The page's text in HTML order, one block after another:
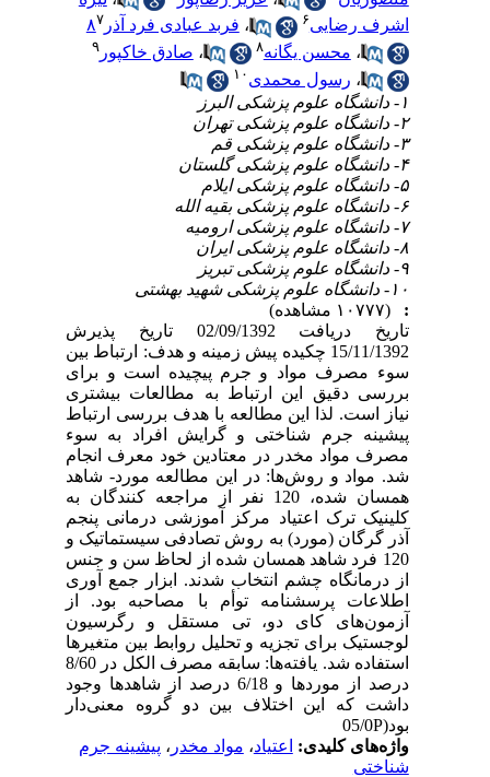
اشرف رضایی
،فربد عبادی فرد آذر۸۷
،محسن یگانه۸ ،صادق خاکپور
،رسول محمدی ۱۰
۱۰- دانشگاه علوم پزشکی شهید بهشتی
تاریخ دریافت 02/09/1392 تاریخ پذیرش
15/11/1392 چکیده پیش زمینه و هدف: ارتباط بین
سوء مصرف مواد و جرم پیچیده است و برای
بررسی دقیق این ارتباط به مطالعات بیشتری
نیاز است. لذا این مطالعه با هدف بررسی ارتباط
پیشینه جرم شناختی و گرایش افراد به سوء
مصرف مواد مخدر در معتادین خود معرف انجام
شد. مواد و روش‌ها: در این مطالعه مورد- شاهد
همسان شده، 120 نفر از مراجعه کنندگان به
کلینیک ترک اعتیاد مرکز آموزشی درمانی پنجم
آذر گرگان (مورد) به روش تصادفی سیستماتیک و
120 فرد شاهد همسان شده از لحاظ سن و جنس
از درمانگاه چشم انتخاب شدند. ابزار جمع آوری
اطلاعات پرسشنامه توأم با مصاحبه بود. از
آزمون‌های کای دو، تی مستقل و رگرسیون
لوجستیک برای تجزیه و تحلیل روابط بین متغیرها
استفاده شد. یافته‌ها: سابقه مصرف الکل در 8/60
درصد از موردها و 6/18 درصد از شاهدها وجود
داشت که این اختلاف بین دو گروه معنی‌دار
بود(05/0P
واژه‌های کلیدی:اعتیاد،مواد مخدر، پیشینه جرم
شناختی